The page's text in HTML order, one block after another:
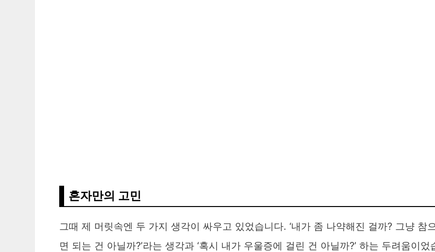
혼자만의 고민
그때 제 머릿속엔 두 가지 생각이 싸우고 있었습니다. ‘내가 좀 나약해진 걸까? 그냥 참
면 되는 건 아닐까?’라는 생각과 ‘혹시 내가 우울증에 걸린 건 아닐까?’ 하는 두려움이었